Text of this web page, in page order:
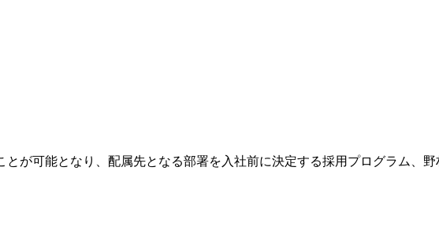
が可能となり、配属先となる部署を入社前に決定する採用プログラム、野